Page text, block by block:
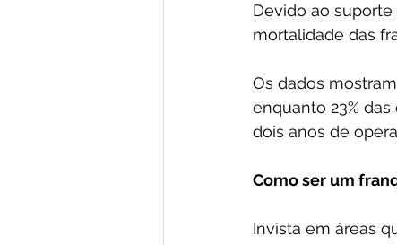
Devido ao
mortalidade das
Os dados
enquanto 23%
dois anos de
Como ser um
Invista em áreas